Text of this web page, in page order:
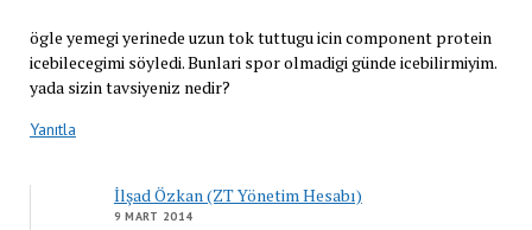
ögle yemegi yerinede uzun tok tuttugu icin component protein
icebilecegimi söyledi. Bunlari spor olmadigi günde icebilirmiyim.
yada sizin tavsiyeniz nedir?
Yanıtla
İlşad Özkan (ZT Yönetim Hesabı)
9 MART 2014